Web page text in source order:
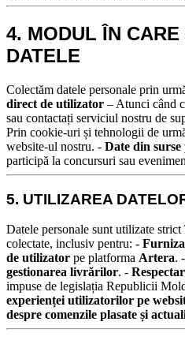
4. MODUL ÎN
DATELE
Colectăm datele personale prin
direct de utilizator – Atunci când
sau contactați serviciul nostru de
Prin cookie-uri și tehnologii de
website-ul nostru. - Date din surse
participă la concursuri sau
5. UTILIZAREA
Datele personale sunt utilizate
colectate, inclusiv pentru: -
de utilizator pe platforma Artera. -
gestionarea livrărilor. -
impuse de legislația Republicii
experienței utilizatorilor pe
despre comenzile plasate și